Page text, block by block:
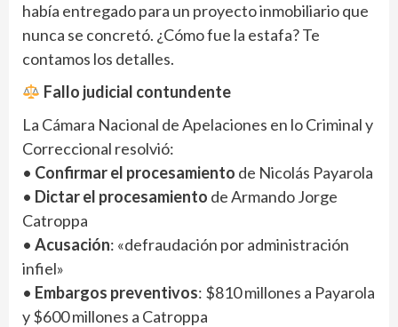
había entregado para un proyecto inmobiliario que
nunca se concretó. ¿Cómo fue la estafa? Te
contamos los detalles.
Fallo judicial contundente
La Cámara Nacional de Apelaciones en lo Criminal y
Correccional resolvió:
• Confirmar el procesamiento de Nicolás Payarola
• Dictar el procesamiento de Armando Jorge
Catroppa
• Acusación: «defraudación por administración
infiel»
• Embargos preventivos: $810 millones a Payarola
y $600 millones a Catroppa